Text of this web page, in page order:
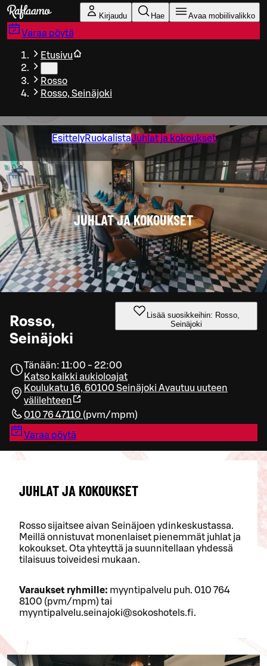
Siirry pääsisältöön
Kirjaudu Hae Avaa mobiilivalikko
Varaa pöytä
Etusivu
Rosso
Rosso, Seinäjoki
EsittelyRuokalistaJuhlat ja kokoukset
JUHLAT JA KOKOUKSET
Rosso,
Seinäjoki
Lisää suosikkeihin: Rosso,
Seinäjoki
Tänään: 11:00 - 22:00
Katso kaikki aukioloajat
Koulukatu 16, 60100 Seinäjoki Avautuu uuteen
välilehteen
010 76 47110 (pvm/mpm)
Varaa pöytä
JUHLAT JA KOKOUKSET
Rosso sijaitsee aivan Seinäjoen ydinkeskustassa.
Meillä onnistuvat monenlaiset pienemmät juhlat ja
kokoukset. Ota yhteyttä ja suunnitellaan yhdessä
tilaisuus toiveidesi mukaan.
Varaukset ryhmille: myyntipalvelu puh. 010 764
8100 (pvm/mpm) tai
myyntipalvelu.seinajoki@sokoshotels.fi.